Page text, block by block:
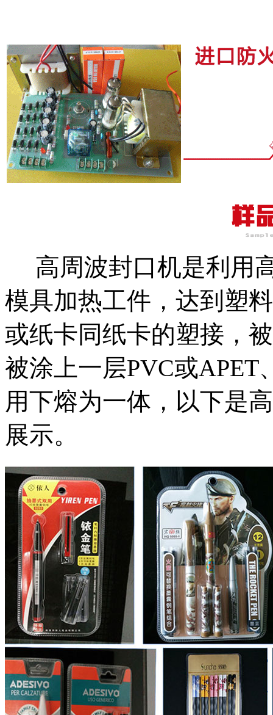
高周波封口机是利用
模具加热工件，达到塑
或纸卡同纸卡的塑接，
被涂上一层PVC或APET
用下熔为一体，以下是
展示。